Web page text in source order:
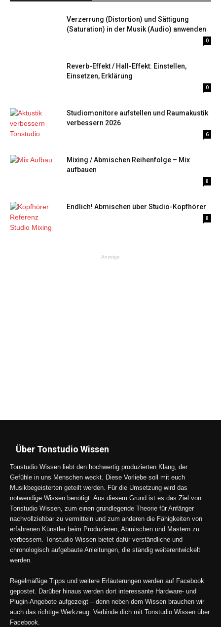
Verzerrung (Distortion) und Sättigung
(Saturation) in der Musik (Audio) anwenden
0
Reverb-Effekt / Hall-Effekt: Einstellen,
Einsetzen, Erklärung
0
Studiomonitore aufstellen und Raumakustik
verbessern 2026
6
Mixing / Abmischen Reihenfolge – Mix
aufbauen
8
Endlich! Abmischen über Studio-Kopfhörer
8
Anzeige
Über Tonstudio Wissen
Tonstudio Wissen liebt den hochwertig produzierten Klang, der
Gefühle in uns Menschen weckt. Diese Vorliebe soll mit euch
Musikbegeisterten geteilt werden. Für die Umsetzung wird das
notwendige Wissen benötigt. Aus diesem Grund ist es das Ziel von
Tonstudio Wissen, zum einen grundlegende Theorie für Anfänger
nachvollziehbar zu vermitteln und zum anderen die Fähigkeiten von
erfahrenen Künstler beim Produzieren, Abmischen und Mastern zu
verbessern. Tonstudio Wissen bietet dafür verständliche und
chronologisch aufgebaute Anleitungen, die ständig weiterentwickelt
werden.
Regelmäßige Tipps und weitere Erläuterungen werden auf Facebook
gepostet. Darüber hinaus werden dort interessante Hardware- und
Plugin-Angebote aufgezeigt – denn neben dem Wissen brauchen wir
auch das richtige Werkzeug. Verbinde dich mit Tonstudio Wissen über
Facebook.